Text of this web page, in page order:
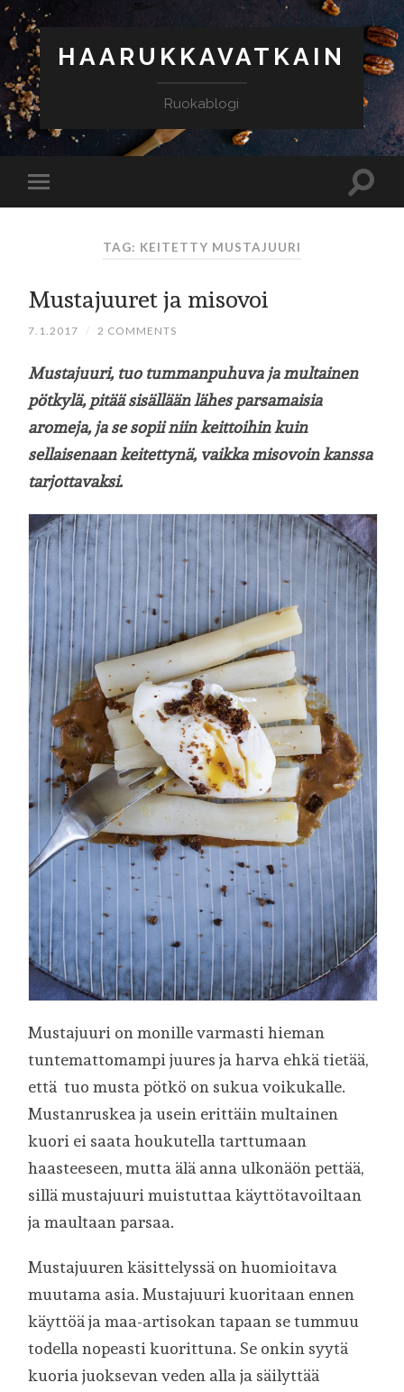
HAARUKKAVATKAIN
Ruokablogi
TAG: KEITETTY MUSTAJUURI
Mustajuuret ja misovoi
7.1.2017 / 2 COMMENTS
Mustajuuri, tuo tummanpuhuva ja multainen
pötkylä, pitää sisällään lähes parsamaisia
aromeja, ja se sopii niin keittoihin kuin
sellaisenaan keitettynä, vaikka misovoin kanssa
tarjottavaksi.
Mustajuuri on monille varmasti hieman
tuntemattomampi juures ja harva ehkä tietää,
että tuo musta pötkö on sukua voikukalle.
Mustanruskea ja usein erittäin multainen
kuori ei saata houkutella tarttumaan
haasteeseen, mutta älä anna ulkonäön pettää,
sillä mustajuuri muistuttaa käyttötavoiltaan
ja maultaan parsaa.
Mustajuuren käsittelyssä on huomioitava
muutama asia. Mustajuuri kuoritaan ennen
käyttöä ja maa-artisokan tapaan se tummuu
todella nopeasti kuorittuna. Se onkin syytä
kuoria juoksevan veden alla ja säilyttää